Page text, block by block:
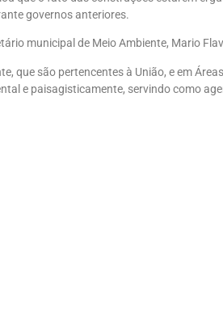
governos anteriores.
municipal de Meio Ambiente, Mario
que são pertencentes à União, e em
e paisagisticamente, servindo como